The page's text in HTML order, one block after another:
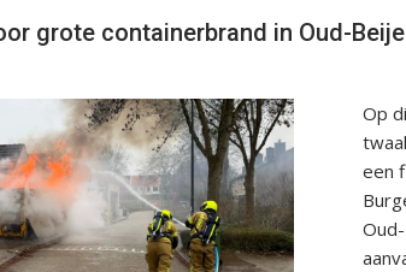
grote containerbrand in Oud-
Op
een